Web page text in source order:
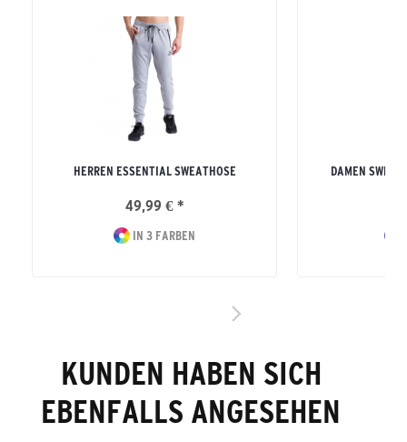
HERREN ESSENTIAL SWEATHOSE
49,99 € *
IN 3 FARBEN
DAMEN
KUNDEN HABEN SICH
EBENFALLS ANGESEHEN